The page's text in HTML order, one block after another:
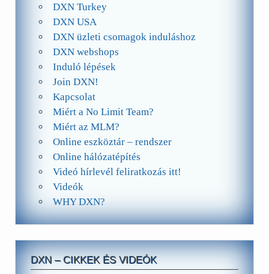
DXN Turkey
DXN USA
DXN üzleti csomagok induláshoz
DXN webshops
Induló lépések
Join DXN!
Kapcsolat
Miért a No Limit Team?
Miért az MLM?
Online eszköztár – rendszer
Online hálózatépítés
Videó hírlevél feliratkozás itt!
Videók
WHY DXN?
DXN – CIKKEK ÉS VIDEÓK